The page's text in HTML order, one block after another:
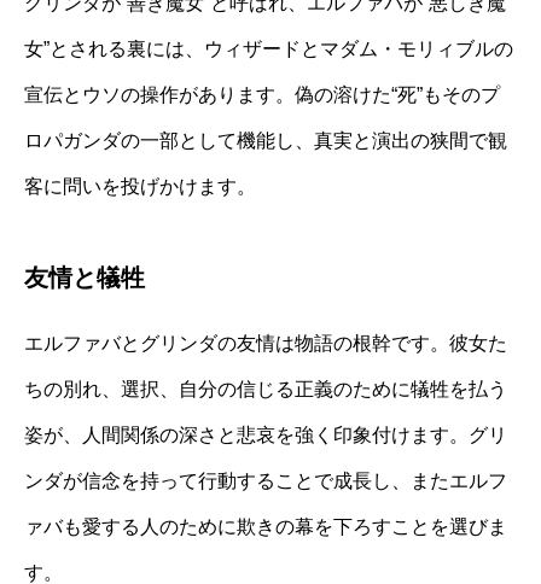
女”とされる裏には、ウィザードとマダム・モリィブルの
宣伝とウソの操作があります。偽の溶けた“死”もそのプ
ロパガンダの一部として機能し、真実と演出の狭間で観
客に問いを投げかけます。
友情と犠牲
エルファバとグリンダの友情は物語の根幹です。彼女た
ちの別れ、選択、自分の信じる正義のために犠牲を払う
姿が、人間関係の深さと悲哀を強く印象付けます。グリ
ンダが信念を持って行動することで成長し、またエルフ
ァバも愛する人のために欺きの幕を下ろすことを選びま
す。